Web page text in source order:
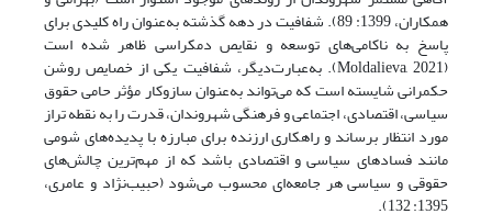
همکاران، 1399: 89). شفافیت در دهه گذشته به‌عنوان راه کلیدی برای
پاسخ به ناکامی‌های توسعه و نقایص دمکراسی ظاهر شده ‌است
(Moldalieva, 2021). به‌عبارت‌دیگر، شفافیت یکی از خصایص روشن
حکمرانی شایسته است که می‌تواند به‌عنوان سازوکار مؤثر حامی حقوق
سیاسی، اقتصادی، اجتماعی و فرهنگی شهروندان، قدرت را به نقطه تراز
مورد انتظار برساند و راهکاری ارزنده برای مبارزه با پدیده‌های شومی
مانند فساد‌های سیاسی و اقتصادی باشد که از مهم‌ترین چالش‌های
حقوقی و سیاسی هر جامعه‌ای محسوب‌ می‌شود (حبیب‌نژاد و عامری،
1395: 132).